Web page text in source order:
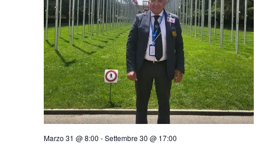
Marzo 31 @ 8:00 -Settembre 30 @ 17:00